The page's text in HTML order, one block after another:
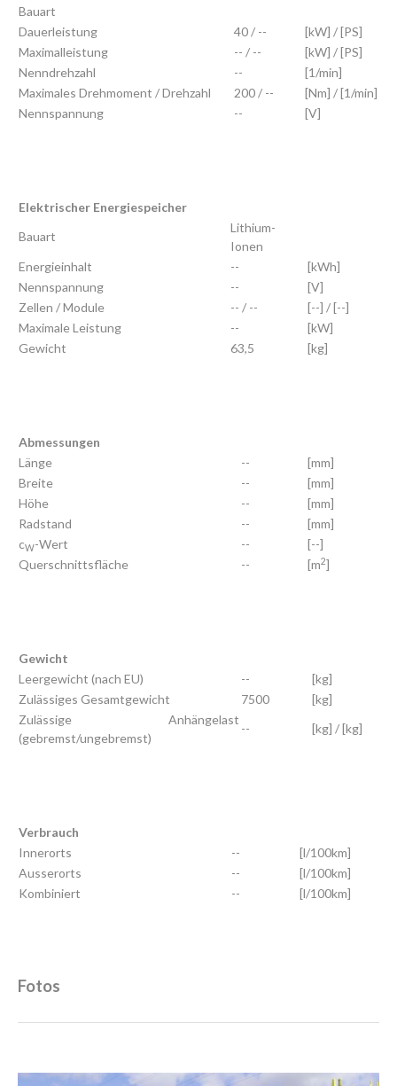
Bauart
Dauerleistung
40 / --
[kW] / [PS]
Maximalleistung
-- / --
[kW] / [PS]
Nenndrehzahl
--
[1/min]
Maximales Drehmoment / Drehzahl
200 / --
[Nm] / [1/min]
Nennspannung
-- [V]
Elektrischer Energiespeicher
Bauart
Lithium-
Ionen
Energieinhalt
--
[kWh]
Nennspannung
--
[V]
Zellen / Module
-- / --
[--] / [--]
Maximale Leistung
--
[kW]
Gewicht
63,5 [kg]
Abmessungen
Länge
--
[mm]
Breite
--
[mm]
Höhe
--
[mm]
Radstand
--
[mm]
cW-Wert --
[--]
Querschnittsfläche
-- [m2]
Gewicht
Leergewicht (nach EU)
--
[kg]
Zulässiges Gesamtgewicht
7500
[kg]
Zulässige Anhängelast
(gebremst/ungebremst)
-- [kg] / [kg]
Verbrauch
Innerorts
--
[l/100km]
Ausserorts
--
[l/100km]
Kombiniert
-- [l/100km]
Fotos